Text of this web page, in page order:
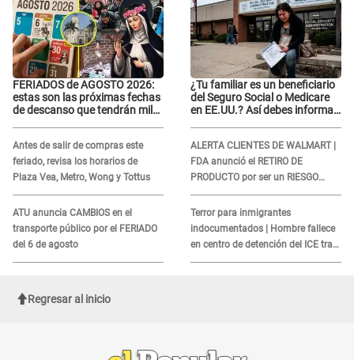
FERIADOS de AGOSTO 2026:
estas son las próximas fechas
de descanso que tendrán miles
Antes de salir de compras este
feriado, revisa los horarios de
Plaza Vea, Metro, Wong y Tottus
ATU anuncia CAMBIOS en el
transporte público por el FERIADO
del 6 de agosto
¿Tu familiar es un beneficiario
del Seguro Social o Medicare
en EE.UU.? Así debes informar
ALERTA CLIENTES DE WALMART |
FDA anunció el RETIRO DE
PRODUCTO por ser un RIESGO
MORTAL para consumidores: ¿Cuál
es?
Terror para inmigrantes
indocumentados | Hombre fallece
en centro de detención del ICE tras
sufrir una "emergencia médica"
Regresar al inicio